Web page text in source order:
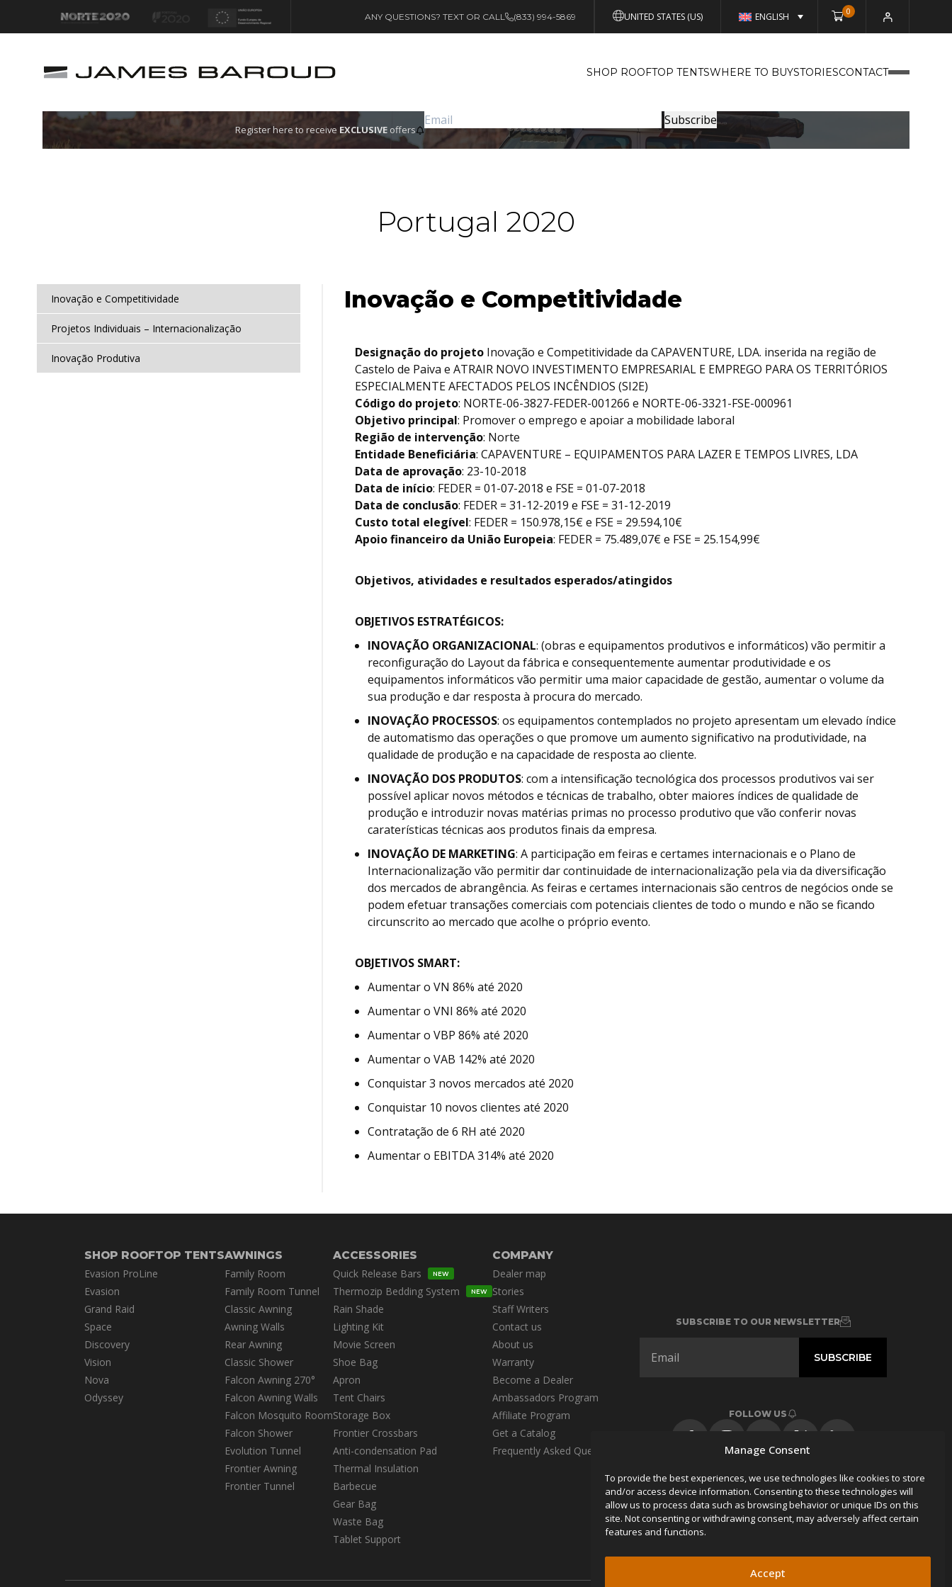
Manage Consent
To provide the best experiences, we use technologies like cookies to store
and/or access device information. Consenting to these technologies will
allow us to process data such as browsing behavior or unique IDs on this
site. Not consenting or withdrawing consent, may adversely affect certain
features and functions.
Accept
UNITED STATES (US)
ANY QUESTIONS? TEXT OR CALL (833) 994-5869 ENGLISH 0
Let's go! SHOP ROOFTOP TENTSWHERE TO BUYSTORIESCONTACT
Register here to receive EXCLUSIVE offers
Portugal 2020
Inovação e Competitividade
Projetos Individuais – Internacionalização
Inovação Produtiva
Inovação e Competitividade
Designação do projetoInovação e Competitividade da CAPAVENTURE, LDA. inserida na região de
Castelo de Paiva e ATRAIR NOVO INVESTIMENTO EMPRESARIAL E EMPREGO PARA OS TERRITÓRIOS
ESPECIALMENTE AFECTADOS PELOS INCÊNDIOS (SI2E)
Código do projeto: NORTE-06-3827-FEDER-001266 e NORTE-06-3321-FSE-000961
Objetivo principal: Promover o emprego e apoiar a mobilidade laboral
Região de intervenção: Norte
Entidade Beneficiária: CAPAVENTURE – EQUIPAMENTOS PARA LAZER E TEMPOS LIVRES, LDA
Data de aprovação: 23-10-2018
Data de início: FEDER = 01-07-2018 e FSE = 01-07-2018
Data de conclusão: FEDER = 31-12-2019 e FSE = 31-12-2019
Custo total elegível: FEDER = 150.978,15€ e FSE = 29.594,10€
Apoio financeiro da União Europeia: FEDER = 75.489,07€ e FSE = 25.154,99€
Objetivos, atividades e resultados esperados/atingidos
OBJETIVOS ESTRATÉGICOS:
INOVAÇÃO ORGANIZACIONAL: (obras e equipamentos produtivos e informáticos) vão permitir a
reconfiguração do Layout da fábrica e consequentemente aumentar produtividade e os
equipamentos informáticos vão permitir uma maior capacidade de gestão, aumentar o volume da
sua produção e dar resposta à procura do mercado.
INOVAÇÃO PROCESSOS: os equipamentos contemplados no projeto apresentam um elevado índice
de automatismo das operações o que promove um aumento significativo na produtividade, na
qualidade de produção e na capacidade de resposta ao cliente.
INOVAÇÃO DOS PRODUTOS: com a intensificação tecnológica dos processos produtivos vai ser
possível aplicar novos métodos e técnicas de trabalho, obter maiores índices de qualidade de
produção e introduzir novas matérias primas no processo produtivo que vão conferir novas
caraterísticas técnicas aos produtos finais da empresa.
INOVAÇÃO DE MARKETING: A participação em feiras e certames internacionais e o Plano de
Internacionalização vão permitir dar continuidade de internacionalização pela via da diversificação
dos mercados de abrangência. As feiras e certames internacionais são centros de negócios onde se
podem efetuar transações comerciais com potenciais clientes de todo o mundo e não se ficando
circunscrito ao mercado que acolhe o próprio evento.
OBJETIVOS SMART:
Aumentar o VN 86% até 2020
Aumentar o VNI 86% até 2020
Aumentar o VBP 86% até 2020
Aumentar o VAB 142% até 2020
Conquistar 3 novos mercados até 2020
Conquistar 10 novos clientes até 2020
Contratação de 6 RH até 2020
Aumentar o EBITDA 314% até 2020
SHOP ROOFTOP TENTS
Evasion ProLine
Evasion
Grand Raid
Space
Discovery
Vision
Nova
Odyssey
AWNINGS
Family Room
Family Room Tunnel
Classic Awning
Awning Walls
Rear Awning
Classic Shower
Falcon Awning 270°
Falcon Awning Walls
Falcon Mosquito Room
Falcon Shower
Evolution Tunnel
Frontier Awning
Frontier Tunnel
ACCESSORIES
Quick Release Bars
NEW
Thermozip Bedding System NEW
Rain Shade
Lighting Kit
Movie Screen
Shoe Bag
Apron
Tent Chairs
Storage Box
Frontier Crossbars
Anti-condensation Pad
Thermal Insulation
Barbecue
Gear Bag
Waste Bag
Tablet Support
COMPANY
Dealer map
Stories
Staff Writers
Contact us
About us
Warranty
Become a Dealer
Ambassadors Program
Affiliate Program
Get a Catalog
Frequently Asked Questions
SUBSCRIBE TO OUR NEWSLETTER
FOLLOW US